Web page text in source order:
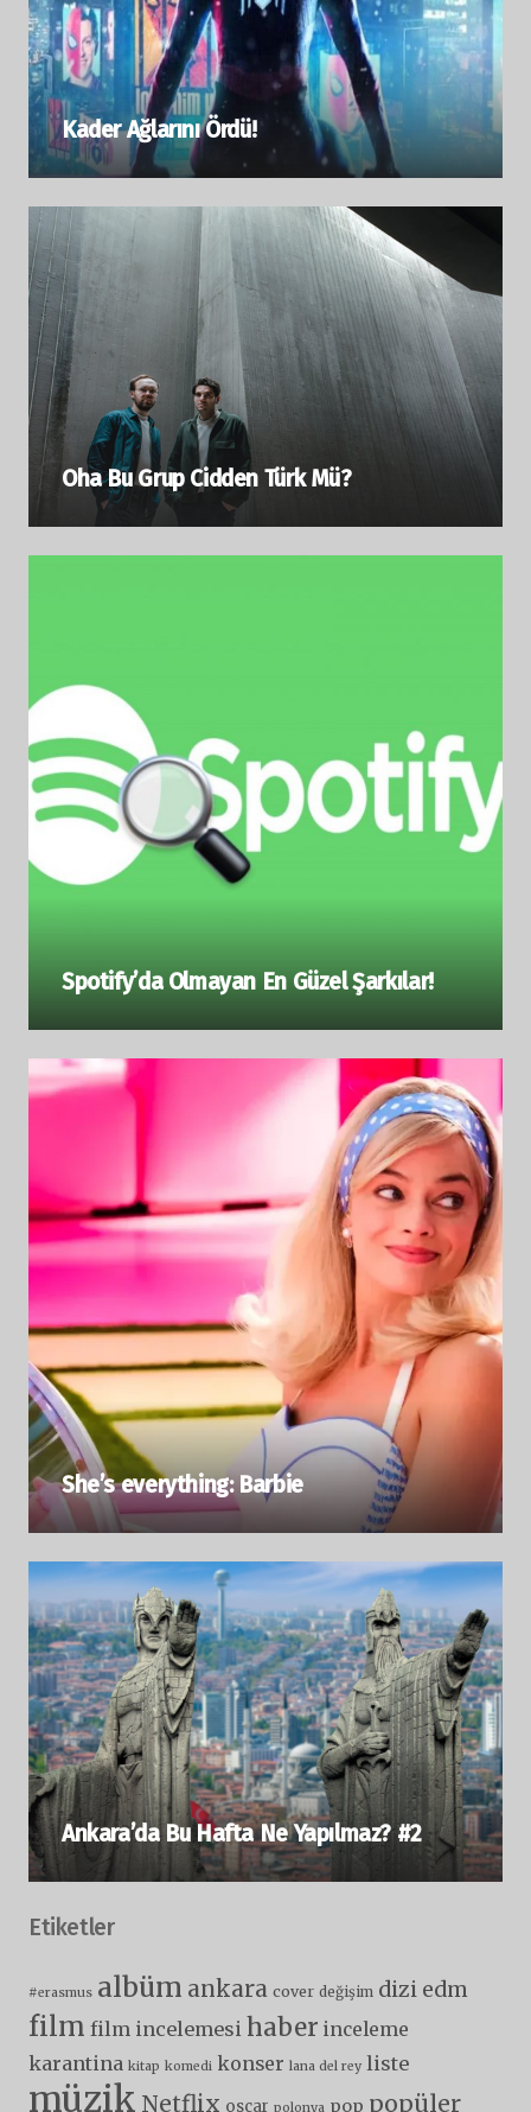
Kader Ağlarını Ördü!
Oha Bu Grup Cidden Türk Mü?
Spotify’da Olmayan En Güzel Şarkılar!
She’s everything: Barbie
Ankara’da Bu Hafta Ne Yapılmaz? #2
Etiketler
#erasmus albüm ankara cover değişim dizi edm
film film incelemesi haber inceleme
karantina kitap komedi konser lana del rey liste
müzik Netflix oscar polonya pop popüler